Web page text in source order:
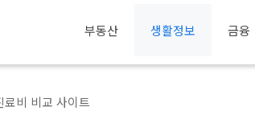
부동산 생활정보 금융
비 비교 사이트